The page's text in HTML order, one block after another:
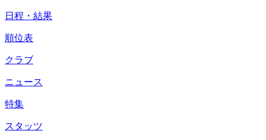
日程・結果
順位表
クラブ
ニュース
特集
スタッツ